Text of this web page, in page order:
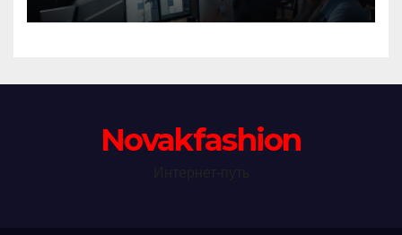
Novakfashion